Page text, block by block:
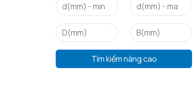
Tìm kiếm nâng cao